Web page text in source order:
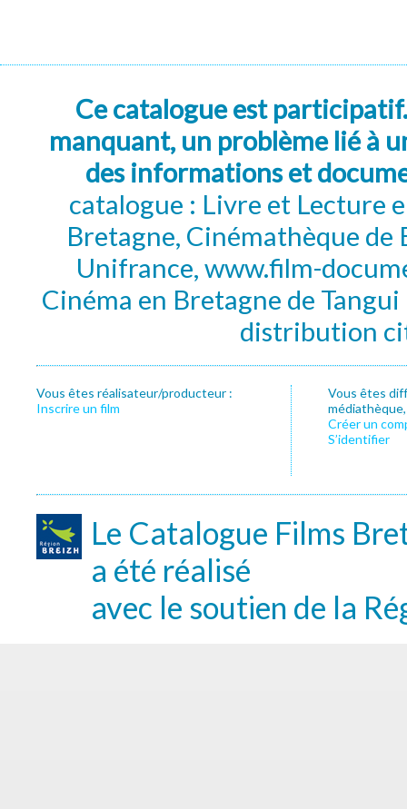
Ce catalogue est
manquant, un problème lié à
des informations et
catalogue : Livre et Lecture
Bretagne, Cinémathèque de
Unifrance, www.film-
Cinéma en Bretagne de
distribution
Vous êtes réalisateur/producteur :
Inscrire un film
Vous êtes
Créer un
S’identifier
Le Catalogue Films
a été réalisé
avec le soutien de la